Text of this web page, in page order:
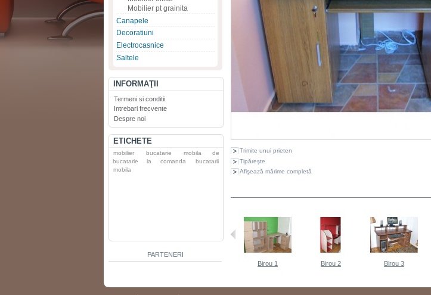
Mobilier pt grainita
Canapele
Decoratiuni
Electrocasnice
Saltele
INFORMAŢII
Termeni si conditii
Intrebari frecvente
Despre noi
ETICHETE
mobilier bucatarie
mobila de
bucatarie la comanda
bucatarii
mobila
PARTENERI
Trimite unui prieten
Tipăreşte
Afişează mărime completă
Birou 1 Birou 2 Birou 3